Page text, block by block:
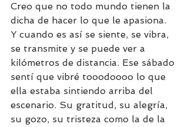
Creo que no todo mundo tienen la
dicha de hacer lo que le apasiona.
Y cuando es así se siente, se vibra,
se transmite y se puede ver a
kilómetros de distancia. Ese sábado
sentí que vibré tooodoooo lo que
ella estaba sintiendo arriba del
escenario. Su gratitud, su alegría,
su gozo, su tristeza como la de la